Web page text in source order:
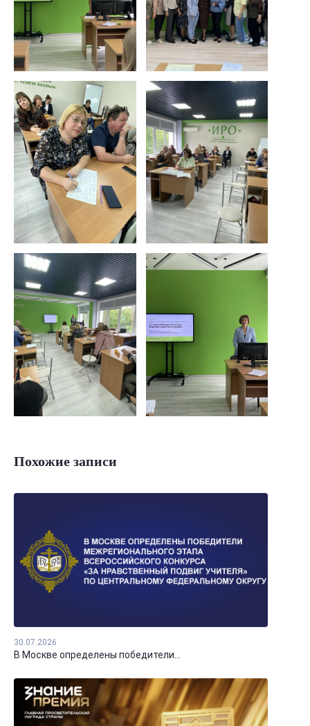
Похожие записи
30.07.2026
В Москве определены победители...